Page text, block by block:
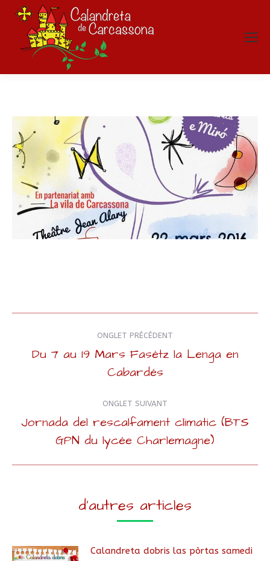
Navigation
de
commentaire
ONGLET PRÉCÉDENT
précédent
Du 7 au 19 Mars Fasètz la Lenga en
Cabardés
ONGLET SUIVANT
suivant
Jornada del rescalfament climatic (BTS
GPN du lycée Charlemagne)
d'autres articles
Calandreta dobris las pòrtas samedi